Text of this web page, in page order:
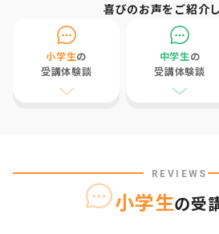
喜びのお声をご紹介し
小学生の
受講体験談
中学生 の
受講体験談
REVIEWS
小学生の受